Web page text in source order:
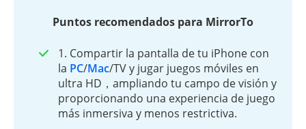
Puntos recomendados para MirrorTo
1. Compartir la pantalla de tu iPhone con
la PC/Mac/TV y jugar juegos móviles en
ultra HD，ampliando tu campo de visión y
proporcionando una experiencia de juego
más inmersiva y menos restrictiva.